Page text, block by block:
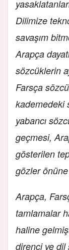
Dilimize
savaşım
Arapça
sözcüklerin
Farsça
kademedeki
yabancı
geçmesi,
gösterilen
gözler
Arapça,
tamlamalar
haline
direnci ve